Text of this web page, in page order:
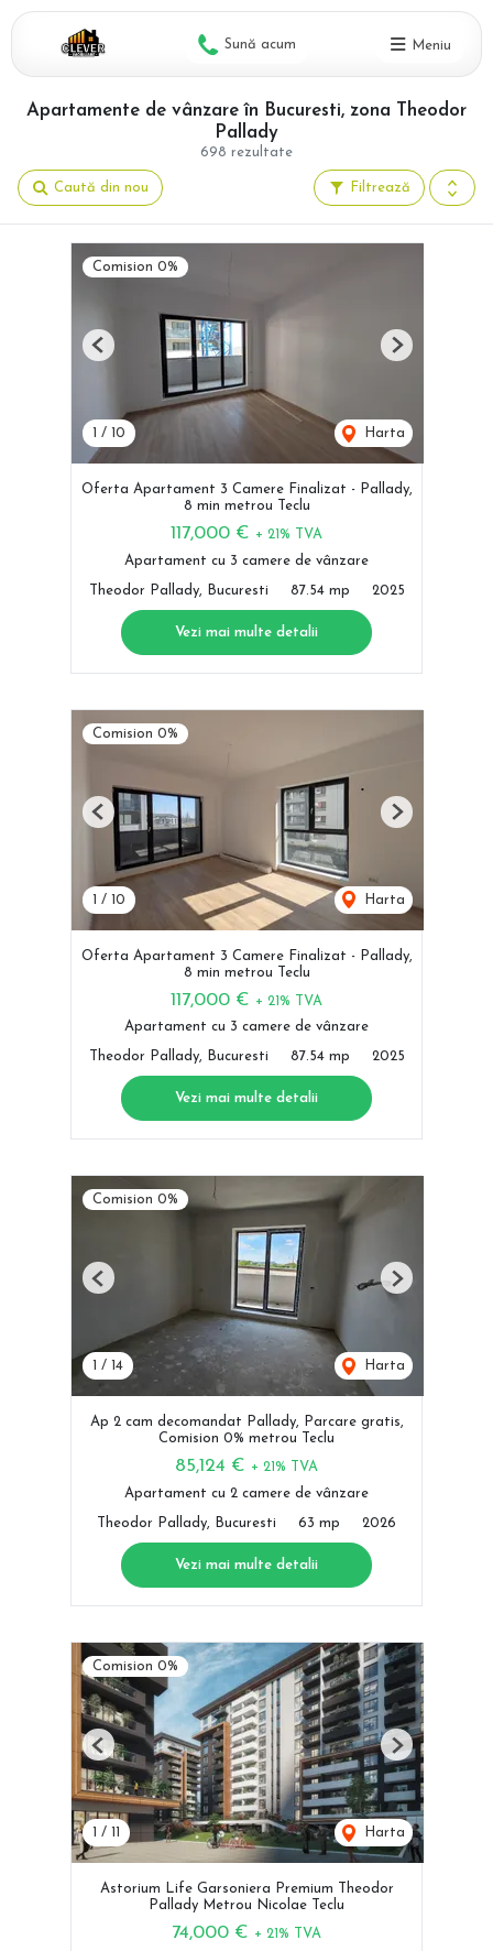
Sună acum Meniu
698 rezultate
Apartamente de vânzare în Bucuresti, zona Theodor
Pallady
Filtrează
Caută din nou
Comision 0%
1 / 10 Harta
Previous Next
Oferta Apartament 3 Camere Finalizat - Pallady,
8 min metrou Teclu
117,000 € + 21% TVA
Apartament cu 3 camere de vânzare
Theodor Pallady, Bucuresti 87.54 mp 2025
Vezi mai multe detalii
Comision 0%
1 / 10 Harta
Previous Next
Oferta Apartament 3 Camere Finalizat - Pallady,
8 min metrou Teclu
117,000 € + 21% TVA
Apartament cu 3 camere de vânzare
Theodor Pallady, Bucuresti 87.54 mp 2025
Vezi mai multe detalii
Comision 0%
/ 14 Harta
Previous Next
Ap 2 cam decomandat Pallady, Parcare gratis,
Comision 0% metrou Teclu
85,124 € + 21% TVA
Apartament cu 2 camere de vânzare
Theodor Pallady, Bucuresti 63 mp 2026
Vezi mai multe detalii
Comision 0%
/ Harta
Previous Next
Astorium Life Garsoniera Premium Theodor
Pallady Metrou Nicolae Teclu
74,000 € + 21% TVA